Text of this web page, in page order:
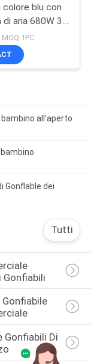
colore blu con
di aria 680W 3
all'aperto
Gonflable dei
Tutti
Gonfiabili
Gonfiabili Di